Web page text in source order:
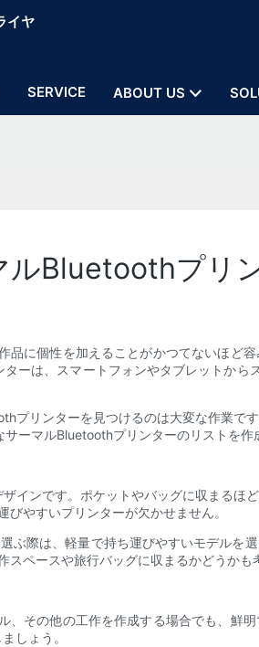
イヤ
SERVICE ABOUT US
ルBluetoothプリ
に個性を加えることがかつてないほど
ーは、スマートフォンやタブレットから
リンターを見つけるのは大変な作業で
ーマルBluetoothプリンターのリストを作
ンです。ポケットやバッグに収まるほ
やすいプリンターが欠かせません。
際は、軽量で持ち運びやすいモデルを
ペースや旅行バッグに収まるかどうかも
その他の工作を作成する場合でも、鮮
しょう。